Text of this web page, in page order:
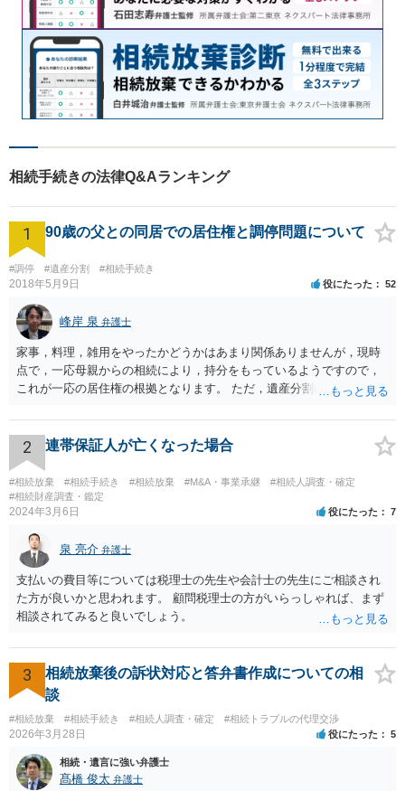
相続手続きの法律Q&Aランキング
1 90歳の父との同居での居住権と調停問題について
#調停 #遺産分割 #相続手続き
2018年5月9日 役にたった 52
峰岸 泉 弁護士
家事，料理，雑用をやったかどうかはあまり関係ありませんが，現時
点で，一応母親からの相続により，持分をもっているようですので，
これが一応の居住権の根拠となります。 ただ，遺産分割により，母の
2 連帯保証人が亡くなった場合
#相続放棄 #相続手続き #相続放棄 #M&A・事業承継
#相続人調査・確定
#相続財産調査・鑑定
2024年3月6日 役にたった 7
泉 亮介 弁護士
支払いの費目等については税理士の先生や会計士の先生にご相談され
た方が良いかと思われます。 顧問税理士の方がいらっしゃれば、まず
相談されてみると良いでしょう。
3
相続放棄後の訴状対応と答弁書作成についての相
談
#相続放棄 #相続手続き #相続人調査・確定 #相続トラブルの代理交渉
2026年3月28日 役にたった 5
相続・遺言に強い弁護士
髙橋 俊太 弁護士